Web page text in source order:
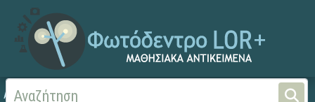
Αρχική Ξένες Γλώσσες -